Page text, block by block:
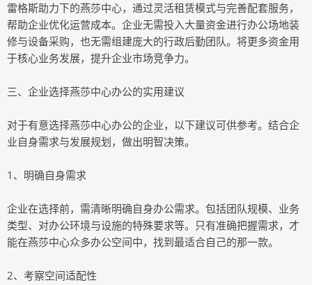
雷格斯助力下的燕莎中心，通过灵活租赁模式与完善配套服务，
帮助企业优化运营成本。企业无需投入大量资金进行办公场地装
修与设备采购，也无需组建庞大的行政后勤团队。将更多资金用
于核心业务发展，提升企业市场竞争力。
三、企业选择燕莎中心办公的实用建议
对于有意选择燕莎中心办公的企业，以下建议可供参考。结合企
业自身需求与发展规划，做出明智决策。
1、明确自身需求
企业在选择前，需清晰明确自身办公需求。包括团队规模、业务
类型、对办公环境与设施的特殊要求等。只有准确把握需求，才
能在燕莎中心众多办公空间中，找到最适合自己的那一款。
2、考察空间适配性